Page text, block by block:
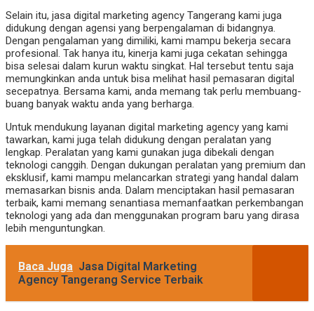
Selain itu, jasa digital marketing agency Tangerang kami juga
didukung dengan agensi yang berpengalaman di bidangnya.
Dengan pengalaman yang dimiliki, kami mampu bekerja secara
profesional. Tak hanya itu, kinerja kami juga cekatan sehingga
bisa selesai dalam kurun waktu singkat. Hal tersebut tentu saja
memungkinkan anda untuk bisa melihat hasil pemasaran digital
secepatnya. Bersama kami, anda memang tak perlu membuang-
buang banyak waktu anda yang berharga.
Untuk mendukung layanan digital marketing agency yang kami
tawarkan, kami juga telah didukung dengan peralatan yang
lengkap. Peralatan yang kami gunakan juga dibekali dengan
teknologi canggih. Dengan dukungan peralatan yang premium dan
eksklusif, kami mampu melancarkan strategi yang handal dalam
memasarkan bisnis anda. Dalam menciptakan hasil pemasaran
terbaik, kami memang senantiasa memanfaatkan perkembangan
teknologi yang ada dan menggunakan program baru yang dirasa
lebih menguntungkan.
Baca Juga Jasa Digital Marketing
Agency Tangerang Service Terbaik